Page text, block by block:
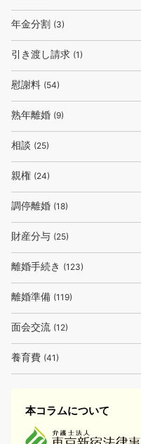
年金分割 (3)
引き渡し請求 (1)
慰謝料 (54)
熟年離婚 (9)
相談 (25)
親権 (24)
調停離婚 (18)
財産分与 (25)
離婚手続き (123)
離婚準備 (119)
面会交流 (12)
養育費 (41)
本コラムについて